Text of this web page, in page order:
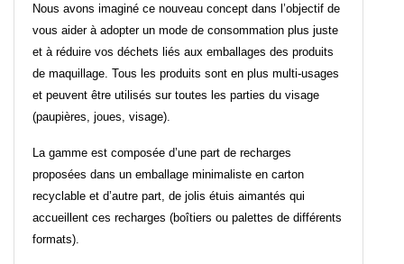
Nous avons imaginé ce nouveau concept dans l’objectif de
vous aider à adopter un mode de consommation plus juste
et à réduire vos déchets liés aux emballages des produits
de maquillage. Tous les produits sont en plus multi-usages
et peuvent être utilisés sur toutes les parties du visage
(paupières, joues, visage).
La gamme est composée d’une part de recharges
proposées dans un emballage minimaliste en carton
recyclable et d’autre part, de jolis étuis aimantés qui
accueillent ces recharges (boîtiers ou palettes de différents
formats).